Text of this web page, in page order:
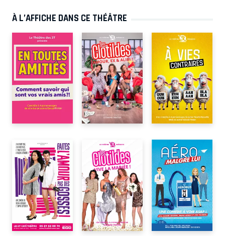
À L’AFFICHE DANS CE THÉÂTRE